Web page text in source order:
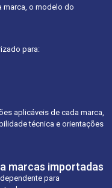
marca, o modelo do
para:
aplicáveis de cada marca,
técnica e orientações
marcas importadas
para